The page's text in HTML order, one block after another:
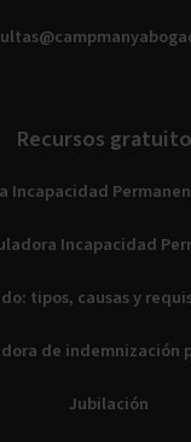
Recursos
Incapacidad
Incapacidad
tipos, causas y
de indemnización
Jubilación